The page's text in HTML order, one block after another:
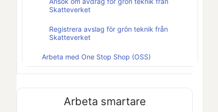
Skatteverket
Registrera avslag för grön teknik från
Skatteverket
Arbeta med One Stop Shop (OSS)
Arbeta smartare